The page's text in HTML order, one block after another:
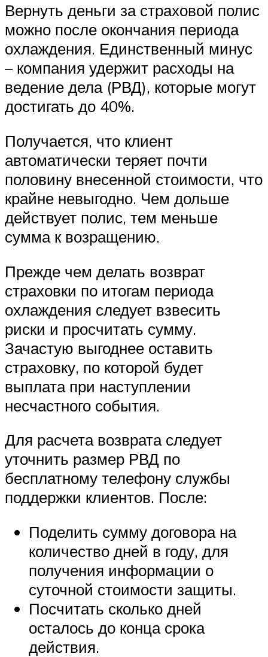
Вернуть деньги за страховой полис
можно после окончания периода
охлаждения. Единственный минус
– компания удержит расходы на
ведение дела (РВД), которые могут
достигать до 40%.
Получается, что клиент
автоматически теряет почти
половину внесенной стоимости, что
крайне невыгодно. Чем дольше
действует полис, тем меньше
сумма к возращению.
Прежде чем делать возврат
страховки по итогам периода
охлаждения следует взвесить
риски и просчитать сумму.
Зачастую выгоднее оставить
страховку, по которой будет
выплата при наступлении
несчастного события.
Для расчета возврата следует
уточнить размер РВД по
бесплатному телефону службы
поддержки клиентов. После:
Поделить сумму договора на
количество дней в году, для
получения информации о
суточной стоимости защиты.
Посчитать сколько дней
осталось до конца срока
действия.